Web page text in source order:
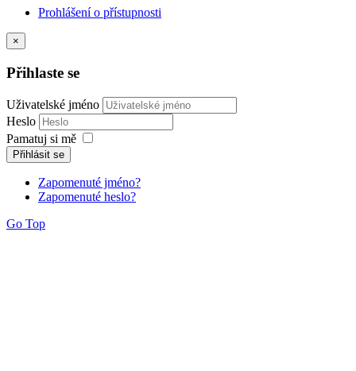
Prohlášení o přístupnosti
×
Přihlaste se
Uživatelské jméno
Heslo
Pamatuj si mě
Přihlásit se
Zapomenuté jméno?
Zapomenuté heslo?
Go Top